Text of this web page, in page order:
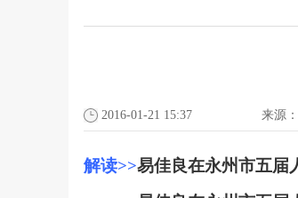
2016-01-21 15:37 来源：
解读>>易佳良在永州市五届